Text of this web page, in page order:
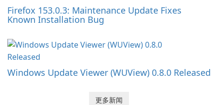
Firefox 153.0.3: Maintenance Update Fixes
Known Installation Bug
Windows Update Viewer (WUView) 0.8.0 Released
更多新闻